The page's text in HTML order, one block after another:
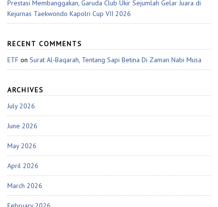
Prestasi Membanggakan, Garuda Club Ukir Sejumlah Gelar Juara di
Kejurnas Taekwondo Kapolri Cup VII 2026
RECENT COMMENTS
ETF on Surat Al-Baqarah, Tentang Sapi Betina Di Zaman Nabi Musa
ARCHIVES
July 2026
June 2026
May 2026
April 2026
March 2026